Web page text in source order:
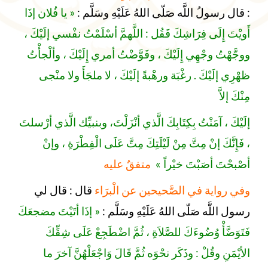
: قال رسولُ اللَّه صَلّى اللهُ عَلَيْهِ وسَلَّم : « يا فُلان إذَا
أَويْتَ إِلَى فِرَاشِكَ فَقُل : اللَّهمَّ أسْلَمْتُ نفْسي إلَيْكَ ،
ووجَّهْتُ وجْهِي إِلَيْكَ ، وفَوَّضْتُ أمري إِلَيْكَ ، وألْجأْتُ
ظهْرِي إلَيْكَ . رغْبَة ورهْبةً إلَيْكَ ، لا ملجَأَ ولا منْجى
مِنْكَ إلاَّ
إلَيْكَ ، آمَنْتُ بِكِتَابِكَ الَّذي أنْزَلْتَ، وبنبيِّك الَّذي أرْسلتَ
، فَإِنَّكَ إنْ مِتَّ مِنْ لَيْلَتِكَ مِتَّ عَلَى الْفِطْرَةِ ، وإنْ
أصْبحْتَ أصَبْتَ خيْراً » متفقٌ عليه
وفي رواية في الصَّحيحين عن الْبرَاء قال : قال لي
رسول اللَّه صَلّى اللهُ عَلَيْهِ وسَلَّم : « إذَا أتَيْتَ مضجعَكَ
فَتَوَضَّأْ وُضُوءَكَ للصَّلاَةِ ، ثُمَّ اضْطَجِعْ عَلَى شِقِّكَ
الأيْمَنِ وقُلْ : وذَكَر نحْوَه ثُمَّ قَالَ وَاجْعَلْهُنَّ آخرَ ما